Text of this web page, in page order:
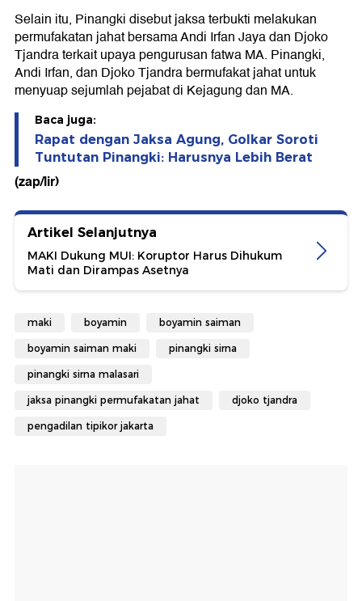
Selain itu, Pinangki disebut jaksa terbukti melakukan
permufakatan jahat bersama Andi Irfan Jaya dan Djoko
Tjandra terkait upaya pengurusan fatwa MA. Pinangki,
Andi Irfan, dan Djoko Tjandra bermufakat jahat untuk
menyuap sejumlah pejabat di Kejagung dan MA.
Baca juga:
Rapat dengan Jaksa Agung, Golkar Soroti
Tuntutan Pinangki: Harusnya Lebih Berat
(zap/lir)
Artikel Selanjutnya
MAKI Dukung MUI: Koruptor Harus Dihukum
Mati dan Dirampas Asetnya
maki boyamin boyamin saiman
boyamin saiman maki pinangki sirna
pinangki sirna malasari
jaksa pinangki permufakatan jahat djoko tjandra
pengadilan tipikor jakarta